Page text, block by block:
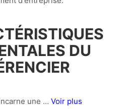
DU
une … Voir plus